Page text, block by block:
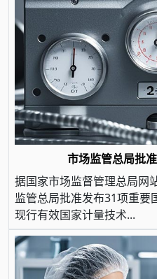
市场监管总局批
据国家市场监督管理总局网
监管总局批准发布31项重要
现行有效国家计量技术...